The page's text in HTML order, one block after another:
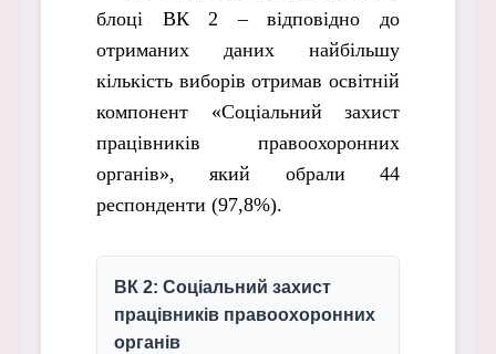
блоці ВК 2 – відповідно до
отриманих даних найбільшу
кількість виборів отримав освітній
компонент «Соціальний захист
працівників правоохоронних
органів», який обрали 44
респонденти (97,8%).
ВК 2: Соціальний захист
працівників правоохоронних
органів